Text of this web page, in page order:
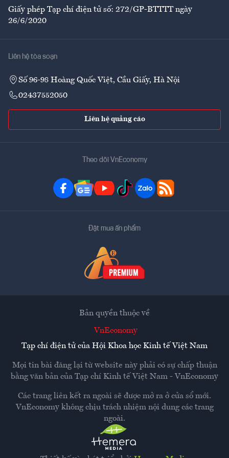
Giấy phép Tạp chí điện tử số: 272/GP-BTTTT ngày
26/6/2020
Liên hệ tòa soạn
Số 96-98 Hoàng Quốc Việt, Cầu Giấy, Hà Nội
02437552050
Liên hệ quảng cáo
Theo dõi VnEconomy
Đặt mua ấn phẩm
Bản quyền thuộc về
VnEconomy
Tạp chí điện tử của Hội Khoa học Kinh tế Việt Nam
Mọi tin bài đăng lại từ website này phải có sự chấp thuận
bằng văn bản của Tạp chí Kinh tế Việt Nam - VnEconomy
Các trang liên kết ra ngoài sẽ được mở ra ở cửa sổ mới.
VnEconomy không chịu trách nhiệm nội dung các trang
ngoài.